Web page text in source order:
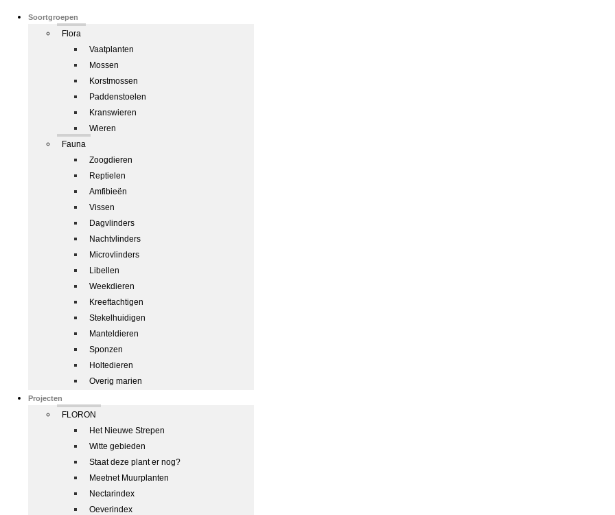
Soortgroepen
Flora
Vaatplanten
Mossen
Korstmossen
Paddenstoelen
Kranswieren
Wieren
Fauna
Zoogdieren
Reptielen
Amfibieën
Vissen
Dagvlinders
Nachtvlinders
Microvlinders
Libellen
Weekdieren
Kreeftachtigen
Stekelhuidigen
Manteldieren
Sponzen
Holtedieren
Overig marien
Projecten
FLORON
Het Nieuwe Strepen
Witte gebieden
Staat deze plant er nog?
Meetnet Muurplanten
Nectarindex
Oeverindex